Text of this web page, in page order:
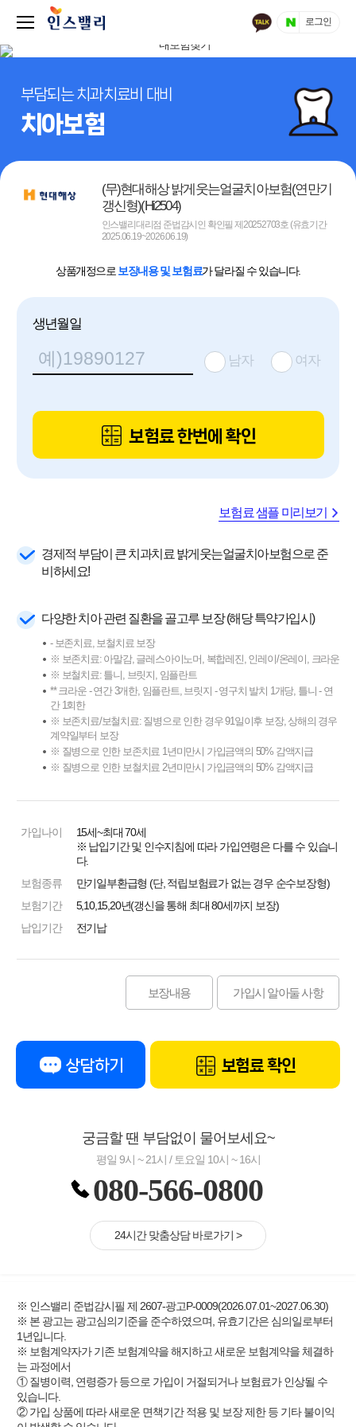
로그인
부담되는 치과치료비 대비
치아보험
(무)현대해상 밝게웃는얼굴치아보험(연만기
갱신형)(Hi2504)
인스밸리대리점 준법감시인 확인필 제20252703호 (유효기간
2025.06.19~2026.06.19)
상품개정으로 보장내용 및 보험료가 달라질 수 있습니다.
생년월일
남자 여자
보험료 한번에 확인
보험료 샘플 미리보기
경제적 부담이 큰 치과치료 밝게웃는얼굴치아보험으로 준
비하세요!
다양한 치아 관련 질환을 골고루 보장 (해당 특약가입시)
- 보존치료, 보철치료 보장
※ 보존치료: 아말감, 글레스아이노머, 복합레진, 인레이/온레이, 크라운
※ 보철치료: 틀니, 브릿지, 임플란트
** 크라운 - 연간 3개한, 임플란트, 브릿지 - 영구치 발치 1개당, 틀니 - 연
간 1회한
※ 보존치료/보철치료: 질병으로 인한 경우 91일이후 보장, 상해의 경우
계약일부터 보장
※ 질병으로 인한 보존치료 1년미만시 가입금액의 50% 감액지급
※ 질병으로 인한 보철치료 2년미만시 가입금액의 50% 감액지급
가입나이
15세~최대 70세
※ 납입기간 및 인수지침에 따라 가입연령은 다를 수 있습니
다.
보험종류
만기일부환급형 (단, 적립보험료가 없는 경우 순수보장형)
보험기간
5,10,15,20년(갱신을 통해 최대 80세까지 보장)
납입기간
전기납
보장내용 가입시 알아둘 사항
상담하기 보험료 확인
궁금할 땐 부담없이 물어보세요~
평일 9시 ~ 21시 / 토요일 10시 ~ 16시
080-566-0800
24시간 맞춤상담 바로가기 >
※ 인스밸리 준법감시필 제 2607-광고P-0009(2026.07.01~2027.06.30)
※ 본 광고는 광고심의기준을 준수하였으며, 유효기간은 심의일로부터
1년입니다.
※ 보험계약자가 기존 보험계약을 해지하고 새로운 보험계약을 체결하
는 과정에서
① 질병이력, 연령증가 등으로 가입이 거절되거나 보험료가 인상될 수
있습니다.
② 가입 상품에 따라 새로운 면책기간 적용 및 보장 제한 등 기타 불이익